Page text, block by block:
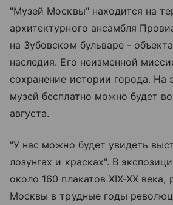
"Музей Москвы" находится на
архитектурного ансамбля
на Зубовском бульваре -
наследия. Его неизменной
сохранение истории города. На
музей бесплатно можно будет
августа.
"У нас можно будет увидеть
лозунгах и красках". В
около 160 плакатов XIX-XX
Москвы в трудные годы